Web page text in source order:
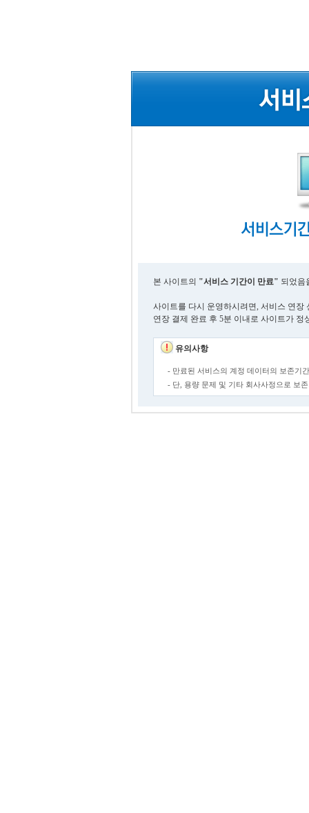
본 사이트의 "서비스 기간이 만료" 되었음
사이트를 다시 운영하시려면, 서비스 연장
연장 결제 완료 후 5분 이내로 사이트가 정
유의사항
- 만료된 서비스의 계정 데이터의 보존기
- 단, 용량 문제 및 기타 회사사정으로 보